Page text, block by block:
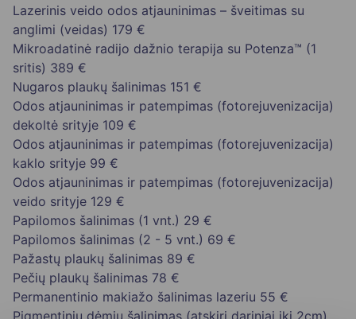
Lazerinis veido odos atjauninimas – šveitimas su
anglimi (veidas) 179 €
Mikroadatinė radijo dažnio terapija su Potenza™ (1
sritis) 389 €
Nugaros plaukų šalinimas 151 €
Odos atjauninimas ir patempimas (fotorejuvenizacija)
dekoltė srityje 109 €
Odos atjauninimas ir patempimas (fotorejuvenizacija)
kaklo srityje 99 €
Odos atjauninimas ir patempimas (fotorejuvenizacija)
veido srityje 129 €
Papilomos šalinimas (1 vnt.) 29 €
Papilomos šalinimas (2 - 5 vnt.) 69 €
Pažastų plaukų šalinimas 89 €
Pečių plaukų šalinimas 78 €
Permanentinio makiažo šalinimas lazeriu 55 €
Pigmentinių dėmių šalinimas (atskiri dariniai iki 2cm)